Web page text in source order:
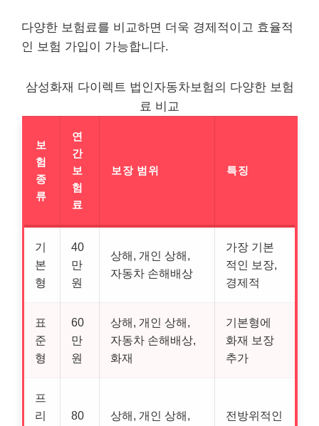
다양한 보험료를 비교하면 더욱 경제적이고 효율적
인 보험 가입이 가능합니다.
삼성화재 다이렉트 법인자동차보험의 다양한 보험
료 비교
보
험
종
류
연
간
보
험
료
보장 범위 특징
기
본
형
40
만
원
상해, 개인 상해,
자동차 손해배상
가장 기본
적인 보장,
경제적
표
준
형
60
만
원
상해, 개인 상해,
자동차 손해배상,
화재
기본형에
화재 보장
추가
프
리
80
상해, 개인 상해,
전방위적인